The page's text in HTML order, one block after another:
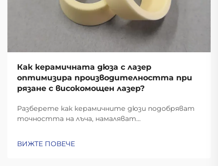
Как керамичната дюза с лазер
оптимизира производителността при
рязане с високомощен лазер?
Разберете как керамичните дюзи подобряват
точността на лъча, намаляват
високомощен лазер. Вижте реални данни за
ВИЖТЕ ПОВЕЧЕ